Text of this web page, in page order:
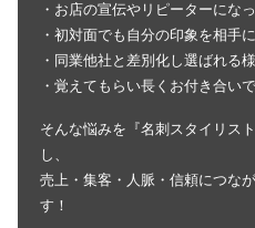
・お店の宣伝やリピーターにな
・初対面でも自分の印象を相手
・同業他社と差別化し選ばれる
・覚えてもらい長くお付き合い
そんな悩みを『名刺スタイリス
し、
売上・集客・人脈・信頼につな
す！